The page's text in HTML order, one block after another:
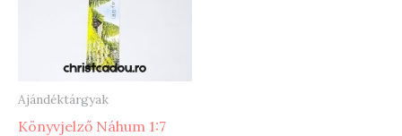
Ajándéktárgyak
Könyvjelző Náhum 1:7